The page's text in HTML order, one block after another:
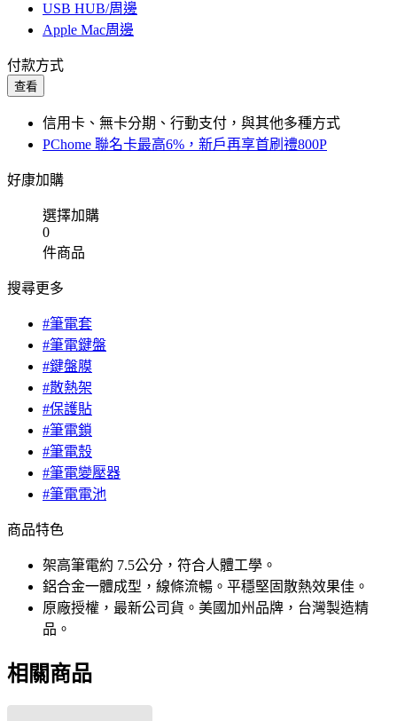
USB HUB/周邊
Apple Mac周邊
付款方式
查看
信用卡、無卡分期、行動支付，與其他多種方式
PChome 聯名卡最高6%，新戶再享首刷禮800P
好康加購
選擇加購
0
件商品
搜尋更多
#筆電套
#筆電鍵盤
#鍵盤膜
#散熱架
#保護貼
#筆電鎖
#筆電殼
#筆電變壓器
#筆電電池
商品特色
架高筆電約 7.5公分，符合人體工學。
鋁合金一體成型，線條流暢。平穩堅固散熱效果佳。
原廠授權，最新公司貨。美國加州品牌，台灣製造精
品。
相關商品